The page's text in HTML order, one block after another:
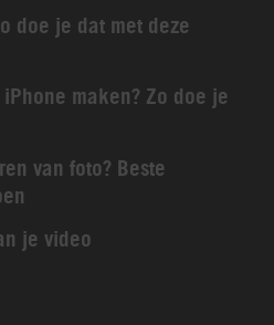
doe je dat met deze
maken? Zo doe je
van foto? Beste
je video